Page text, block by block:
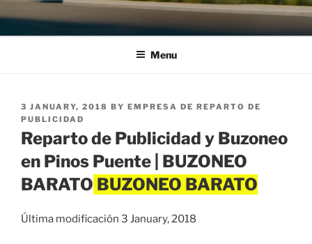
Menu
POSTED
ON
3 JANUARY, 2018 BY EMPRESA DE REPARTO DE
PUBLICIDAD
Reparto de Publicidad y Buzoneo
en Pinos Puente | BUZONEO
BARATO
Última modificación 3 January, 2018